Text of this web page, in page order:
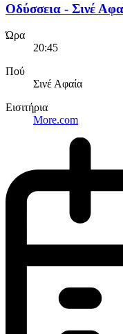
Οδύσσεια - Σινέ
Ώρα
20:45
Πού
Σινέ Αφαία
Εισιτήρια
More.com